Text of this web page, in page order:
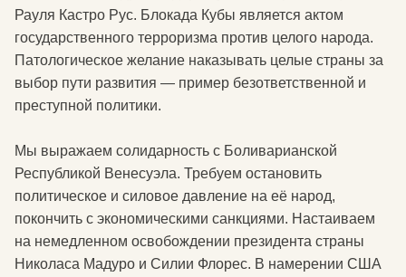
Рауля Кастро Рус. Блокада Кубы является актом
государственного терроризма против целого народа.
Патологическое желание наказывать целые страны за
выбор пути развития — пример безответственной и
преступной политики.
Мы выражаем солидарность с Боливарианской
Республикой Венесуэла. Требуем остановить
политическое и силовое давление на её народ,
покончить с экономическими санкциями. Настаиваем
на немедленном освобождении президента страны
Николаса Мадуро и Силии Флорес. В намерении США